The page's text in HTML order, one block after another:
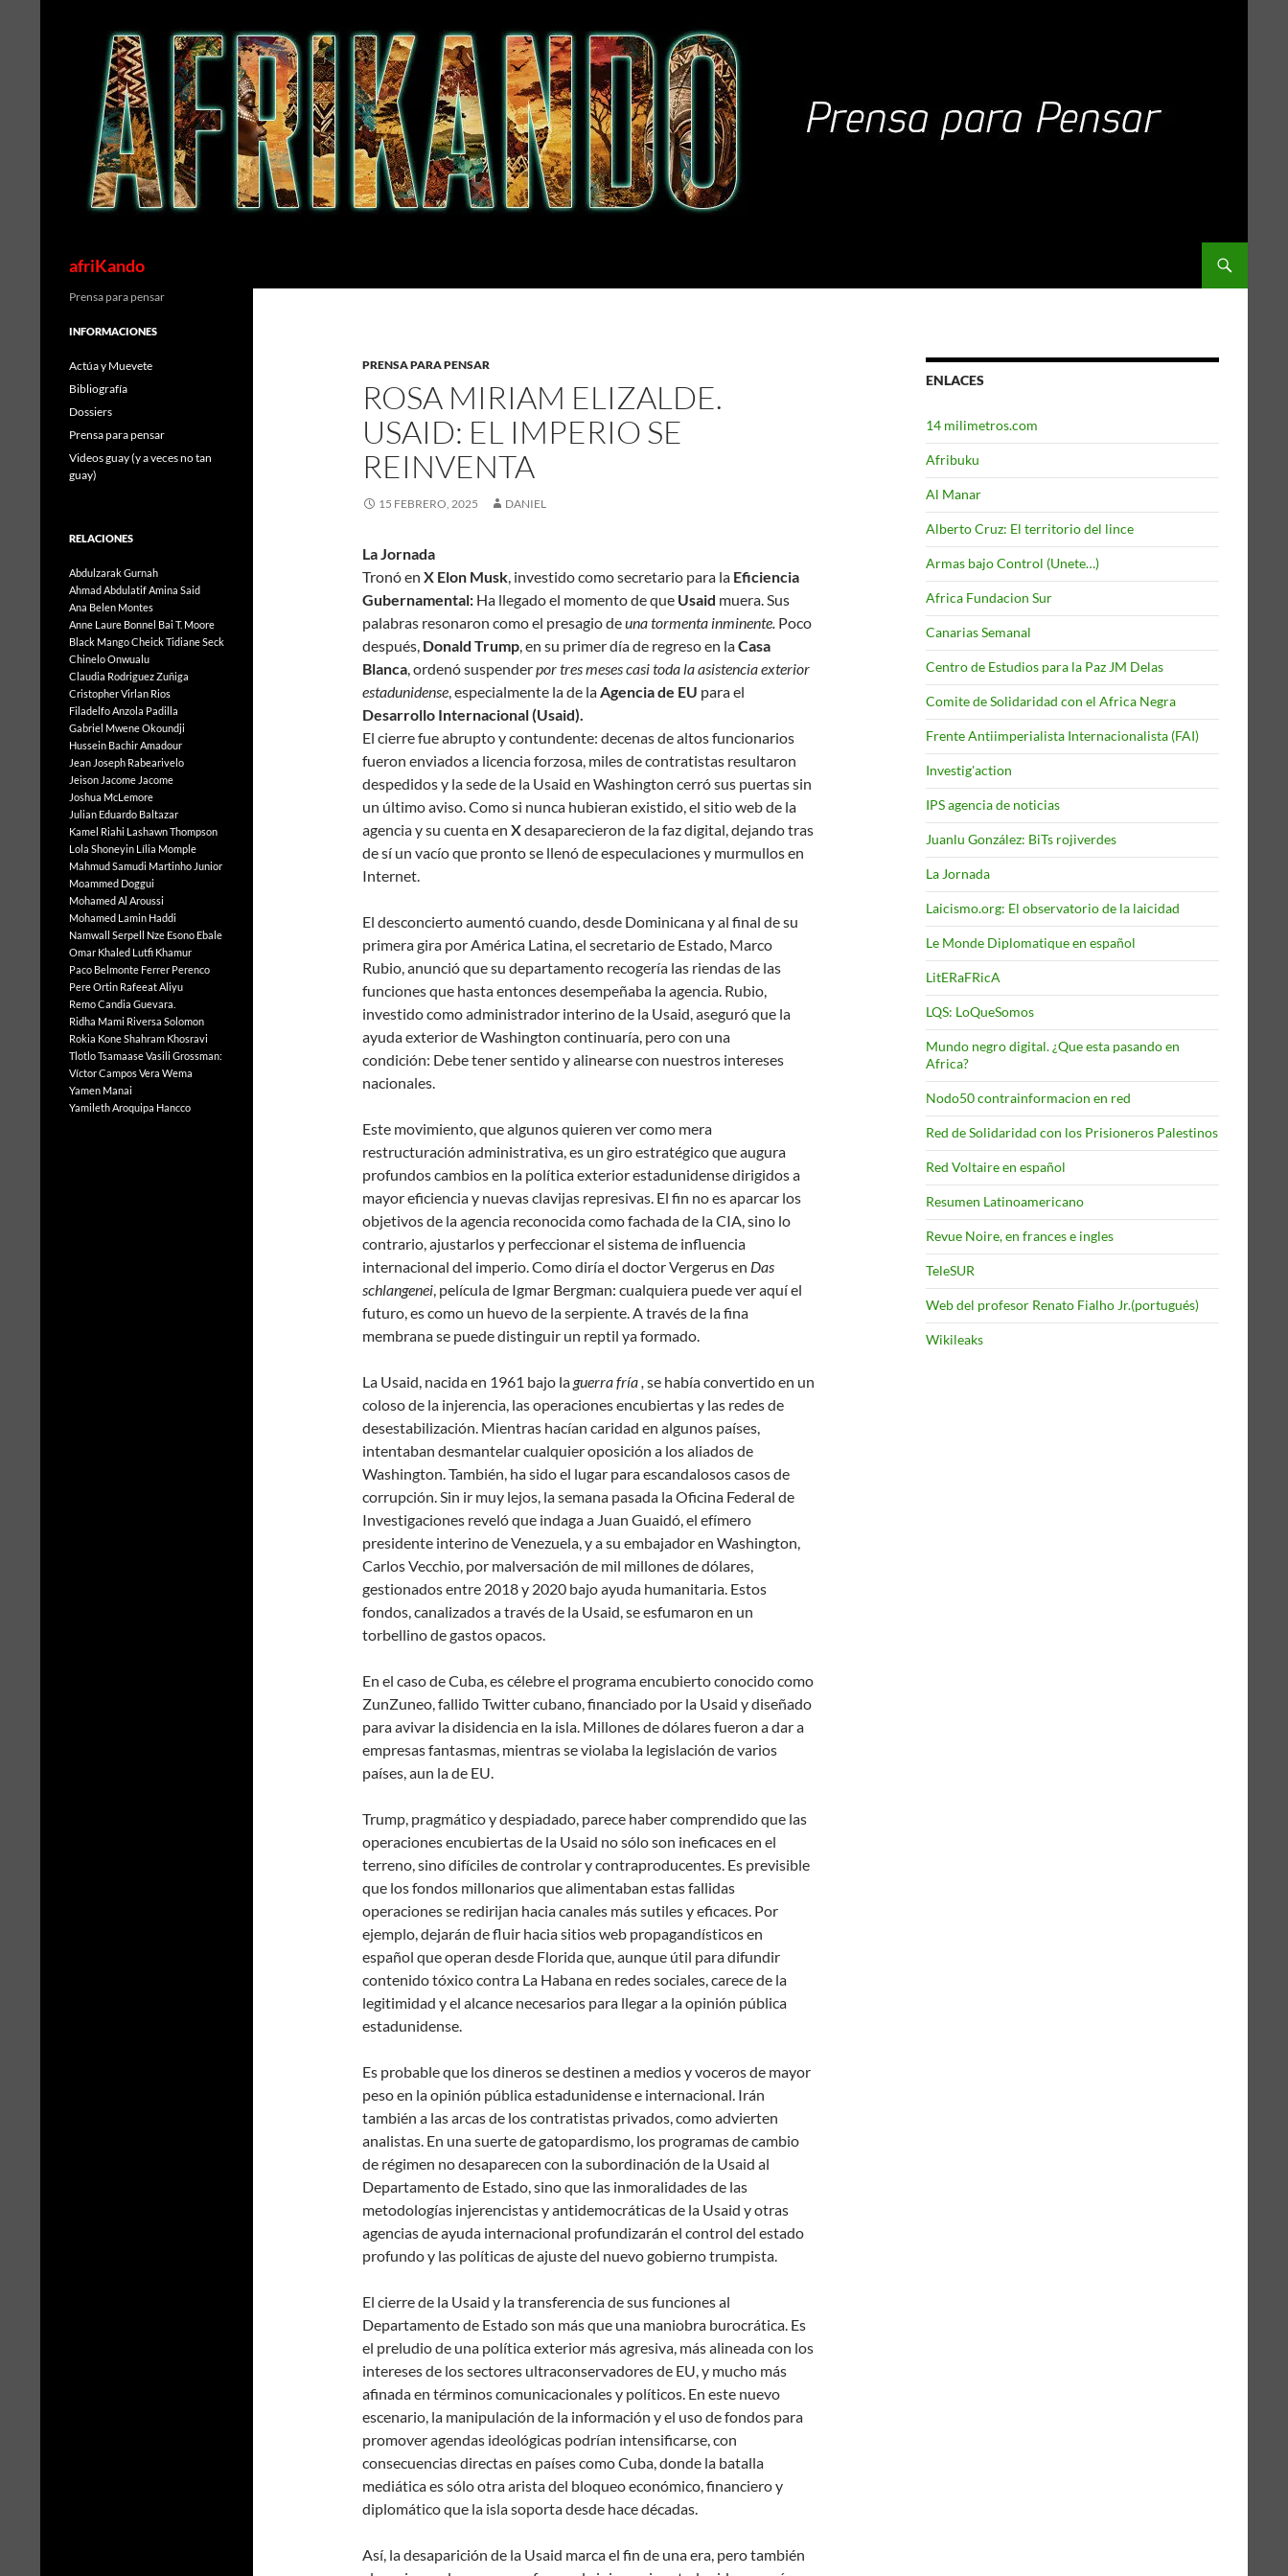
afriKando
PRENSA PARA PENSAR
ROSA MIRIAM ELIZALDE.
USAID: EL IMPERIO SE
REINVENTA
15 FEBRERO, 2025 DANIEL
La Jornada
Tronó en X Elon Musk, investido como secretario para la Eficiencia
Gubernamental: Ha llegado el momento de que Usaid muera. Sus
palabras resonaron como el presagio deuna tormenta inminente. Poco
después, Donald Trump, en su primer día de regreso en laCasa
Blanca, ordenó suspenderpor tres meses casi toda la asistencia exterior
estadunidense, especialmente la de laAgencia de EU para el
Desarrollo Internacional (Usaid).
El cierre fue abrupto y contundente: decenas de altos funcionarios
fueron enviados a licencia forzosa, miles de contratistas resultaron
despedidos y la sede de la Usaid en Washington cerró sus puertas sin
un último aviso. Como si nunca hubieran existido, el sitio web de la
agencia y su cuenta en Xdesaparecieron de la faz digital, dejando tras
de sí un vacío que pronto se llenó de especulaciones y murmullos en
Internet.
El desconcierto aumentó cuando, desde Dominicana y al final de su
primera gira por América Latina, el secretario de Estado, Marco
Rubio, anunció que su departamento recogería las riendas de las
funciones que hasta entonces desempeñaba la agencia. Rubio,
investido como administrador interino de la Usaid, aseguró que la
ayuda exterior de Washington continuaría, pero con una
condición: Debe tener sentido y alinearse con nuestros intereses
nacionales.
Este movimiento, que algunos quieren ver como mera
restructuración administrativa, es un giro estratégico que augura
profundos cambios en la política exterior estadunidense dirigidos a
mayor eficiencia y nuevas clavijas represivas. El fin no es aparcar los
objetivos de la agencia reconocida como fachada de la CIA, sino lo
contrario, ajustarlos y perfeccionar el sistema de influencia
internacional del imperio. Como diría el doctor Vergerus en Das
schlangenei, película de Igmar Bergman: cualquiera puede ver aquí el
futuro, es como un huevo de la serpiente. A través de la fina
membrana se puede distinguir un reptil ya formado.
La Usaid, nacida en 1961 bajo la guerra fría, se había convertido en un
coloso de la injerencia, las operaciones encubiertas y las redes de
desestabilización. Mientras hacían caridad en algunos países,
intentaban desmantelar cualquier oposición a los aliados de
Washington. También, ha sido el lugar para escandalosos casos de
corrupción. Sin ir muy lejos, la semana pasada la Oficina Federal de
Investigaciones reveló que indaga a Juan Guaidó, el efímero
presidente interino de Venezuela, y a su embajador en Washington,
Carlos Vecchio, por malversación de mil millones de dólares,
gestionados entre 2018 y 2020 bajoayuda humanitaria. Estos
fondos, canalizados a través de la Usaid, se esfumaron en un
torbellino de gastos opacos.
En el caso de Cuba, es célebre el programa encubierto conocido como
ZunZuneo, fallidoTwitter cubano, financiado por la Usaid y diseñado
para avivar ladisidenciaen la isla. Millones de dólares fueron a dar a
empresas fantasmas, mientras se violaba la legislación de varios
países, aun la de EU.
Trump, pragmático y despiadado, parece haber comprendido que las
operaciones encubiertas de la Usaid no sólo son ineficaces en el
terreno, sino difíciles de controlar y contraproducentes. Es previsible
que los fondos millonarios que alimentaban estas fallidas
operaciones se redirijan hacia canales más sutiles y eficaces. Por
ejemplo, dejarán de fluir hacia sitios web propagandísticos en
español que operan desde Florida que, aunque útil para difundir
contenido tóxico contra La Habana en redes sociales, carece de la
legitimidad y el alcance necesarios para llegar a la opinión pública
estadunidense.
Es probable que los dineros se destinen a medios y voceros de mayor
peso en la opinión pública estadunidense e internacional. Irán
también a las arcas de los contratistas privados, como advierten
analistas. En una suerte de gatopardismo, los programas decambio
de régimen no desaparecen con la subordinación de la Usaid al
Departamento de Estado, sino que las inmoralidades de las
metodologías injerencistas y antidemocráticas de la Usaid y otras
agencias deayuda internacional profundizarán el control del estado
profundoy las políticas de ajuste del nuevo gobierno trumpista.
El cierre de la Usaid y la transferencia de sus funciones al
Departamento de Estado son más que una maniobra burocrática. Es
el preludio de una política exterior más agresiva, más alineada con los
intereses de los sectores ultraconservadores de EU, y mucho más
afinada en términos comunicacionales y políticos. En este nuevo
escenario, la manipulación de la información y el uso de fondos para
promover agendas ideológicas podrían intensificarse, con
consecuencias directas en países como Cuba, donde la batalla
mediática es sólo otra arista del bloqueo económico, financiero y
diplomático que la isla soporta desde hace décadas.
Así, la desaparición de la Usaid marca el fin de una era, pero también
ENLACES
14 milimetros.com
Afribuku
Al Manar
Alberto Cruz: El territorio del lince
Armas bajo Control (Unete…)
Africa Fundacion Sur
Canarias Semanal
Centro de Estudios para la Paz JM Delas
Comite de Solidaridad con el Africa Negra
Frente Antiimperialista Internacionalista (FAI)
Investig'action
IPS agencia de noticias
Juanlu González: BiTs rojiverdes
La Jornada
Laicismo.org: El observatorio de la laicidad
Le Monde Diplomatique en español
LitERaFRicA
LQS: LoQueSomos
Mundo negro digital. ¿Que esta pasando en
Africa?
Nodo50 contrainformacion en red
Red de Solidaridad con los Prisioneros Palestinos
Red Voltaire en español
Resumen Latinoamericano
Revue Noire, en frances e ingles
TeleSUR
Web del profesor Renato Fialho Jr.(portugués)
Wikileaks
Prensa para pensar
INFORMACIONES
Actúa y Muevete
Bibliografía
Dossiers
Prensa para pensar
Videos guay (y a veces no tan
guay)
RELACIONES
Abdulzarak Gurnah
Ahmad AbdulatifAmina Said
Ana Belen Montes
Anne Laure Bonnel Bai T. Moore
Black MangoCheick Tidiane Seck
Chinelo Onwualu
Claudia Rodriguez Zuñiga
Cristopher Virlan Rios
Filadelfo Anzola Padilla
Gabriel Mwene Okoundji
Hussein Bachir Amadour
Jean Joseph Rabearivelo
Jeison Jacome Jacome
Joshua McLemore
Julian Eduardo Baltazar
Kamel Riahi Lashawn Thompson
Lola Shoneyin Lília Momple
Mahmud Samudi Martinho Junior
Moammed Doggui
Mohamed Al Aroussi
Mohamed Lamin Haddi
Namwall Serpell Nze Esono Ebale
Omar Khaled Lutfi Khamur
Paco Belmonte Ferrer Perenco
Pere Ortin Rafeeat Aliyu
Remo Candia Guevara.
Ridha Mami Riversa Solomon
Rokia KoneShahram Khosravi
Tlotlo TsamaaseVasili Grossman:
Víctor Campos Vera Wema
Yamen Manai
Yamileth Aroquipa Hancco